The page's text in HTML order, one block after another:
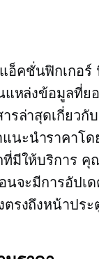
คชั่นฟิกเกอร์
แหล่งข้อมูลที่ย
รล่าสุดเกี่ยวกั
นะนำราคาโด
มีให้บริการ คุ
นจะมีการอัปเ
ตรงถึงหน้าปร